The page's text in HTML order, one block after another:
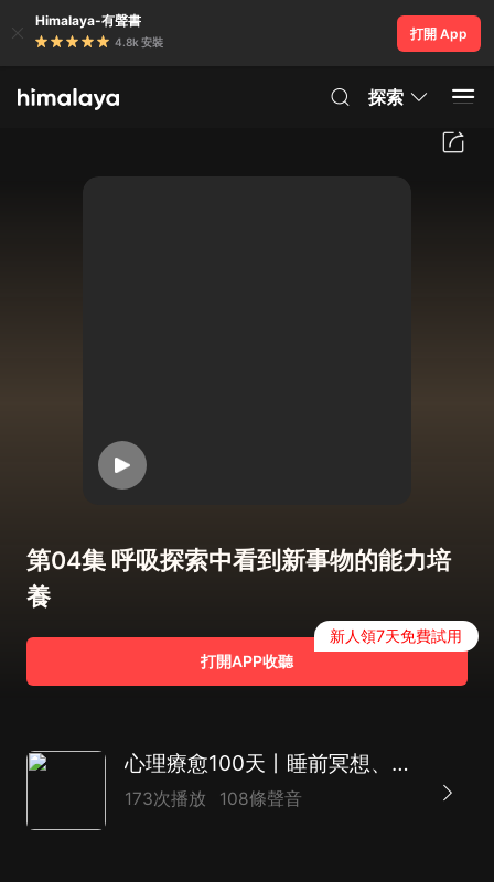
Himalaya-有聲書
4.8k 安裝
打開 App
探索
第04集 呼吸探索中看到新事物的能力培
養
打開APP收聽
新人領7天免費試用
心理療愈100天丨睡前冥想、壓力抑鬱失眠 負面情緒
173次播放 108條聲音